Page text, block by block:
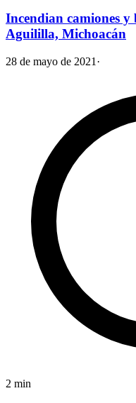
Incendian camiones
Aguililla, Michoacán
28 de mayo de 2021 ·
2 min